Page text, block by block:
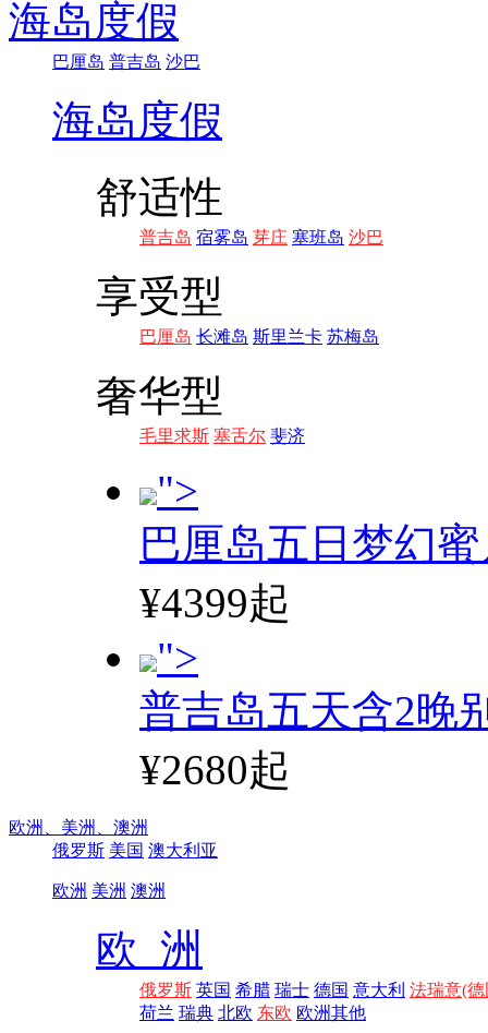
海岛度假
巴厘岛 普吉岛 沙巴
海岛度假
舒适性
普吉岛 宿雾岛 芽庄 塞班岛 沙巴
享受型
巴厘岛 长滩岛 斯里兰卡 苏梅岛
奢华型
毛里求斯 塞舌尔 斐济
">
巴厘岛五日梦幻
¥4399起
">
普吉岛五天含2晚
¥2680起
欧洲、 美洲、 澳洲
俄罗斯 美国 澳大利亚
欧洲 美洲 澳洲
欧 洲
俄罗斯 英国 希腊 瑞士 德国 意大利 法瑞意(德
荷兰 瑞典 北欧 东欧 欧洲其他